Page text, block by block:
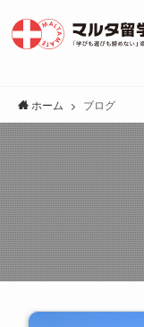
ホーム ブログ